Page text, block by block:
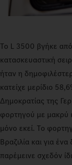
Το L 3500 βγήκε
κατασκευαστική
ήταν η
κατείχε μερίδιο
Δημοκρατίας της
φορτηγού με μακρύ
μόνο εκεί. Το
Βραζιλία και για
παρέμεινε σχεδόν